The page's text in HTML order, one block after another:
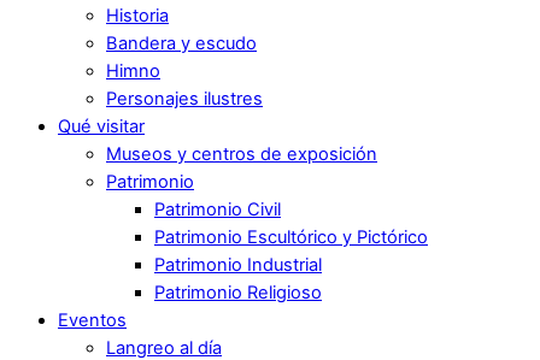
Historia
Bandera y escudo
Himno
Personajes ilustres
Qué visitar
Museos y centros de exposición
Patrimonio
Patrimonio Civil
Patrimonio Escultórico y Pictórico
Patrimonio Industrial
Patrimonio Religioso
Eventos
Langreo al día